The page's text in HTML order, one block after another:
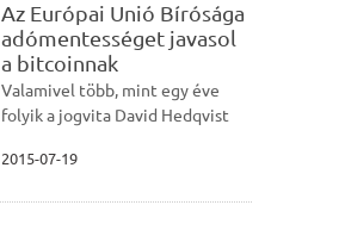
Az Európai Unió Bírósága
adómentességet javasol
a bitcoinnak
Valamivel több, mint egy éve
folyik a jogvita David Hedqvist
2015-07-19